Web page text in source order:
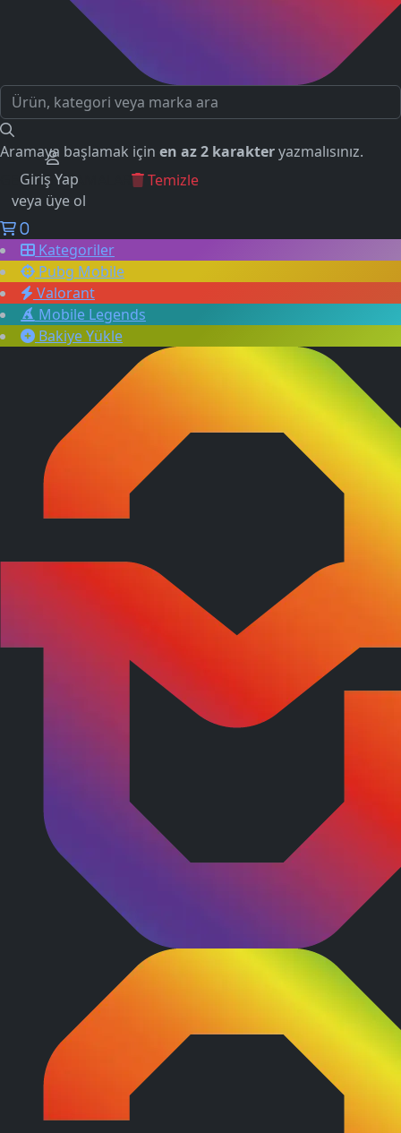
Aramaya başlamak için en az 2 karakteryazmalısınız.
GEÇMİŞ ARAMALAR
Temizle
Giriş Yap
veya üye ol
0
Kategoriler
Pubg Mobile
Valorant
Mobile Legends
Bakiye Yükle